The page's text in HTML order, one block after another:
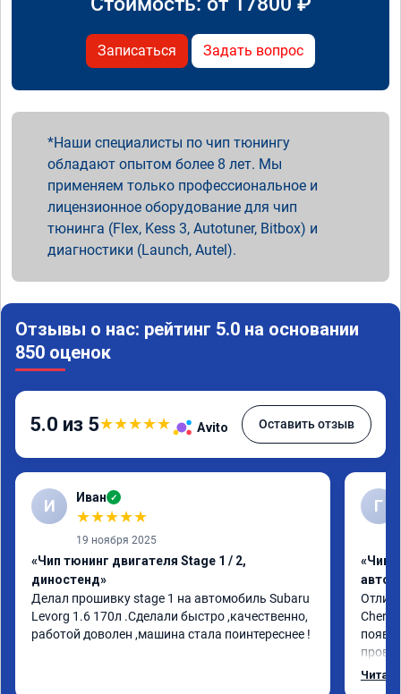
Записаться Задать вопрос
Наши специалисты по чип тюнингу
обладают опытом более 8 лет. Мы
применяем только профессиональное и
лицензионное оборудование для чип
тюнинга (Flex, Kess 3, Autotuner, Bitbox) и
диагностики (Launch, Autel).
Отзывы о нас: рейтинг 5.0 на основании
850 оценок
5.0 из 5★★★★★ Avito Оставить отзыв
И Иван ✓
★★★★★
19 ноября 2025
«Чип тюнинг двигателя Stage 1 / 2,
диностенд»
Делал прошивку stage 1 на автомобиль Subaru
Levorg 1.6 170л .Сделали быстро ,качественно,
работой доволен ,машина стала поинтереснее !
Г
«Чип
Chery